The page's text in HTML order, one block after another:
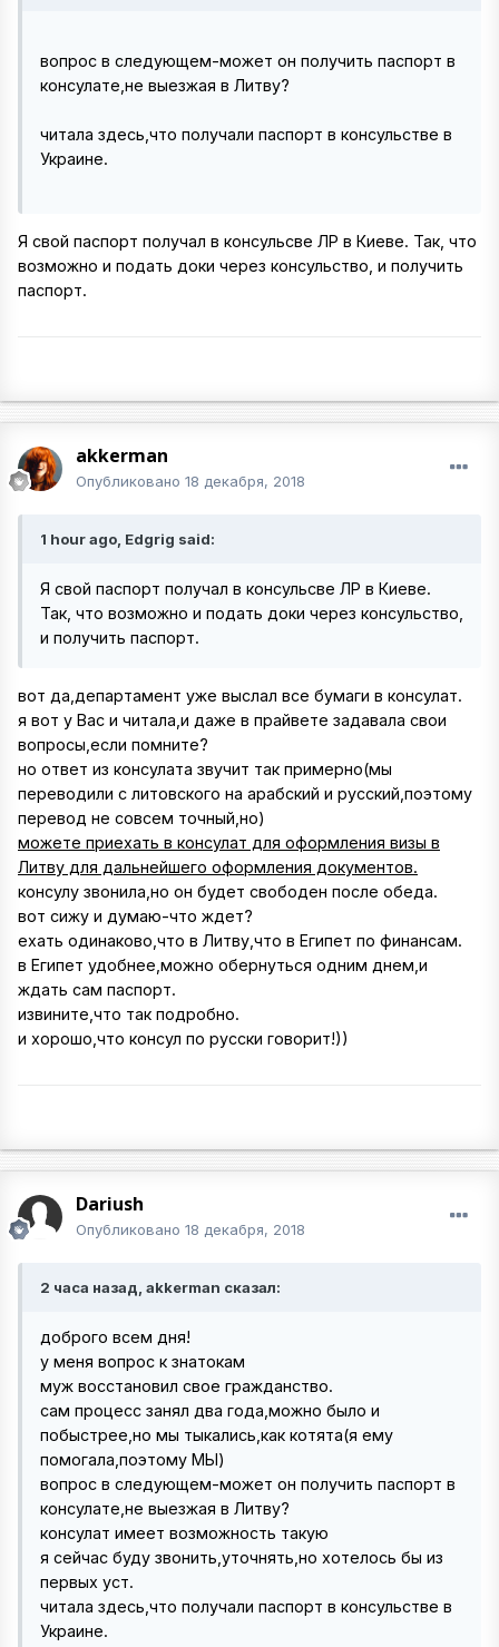
вопрос в следующем-может он получить паспорт в
консулате,не выезжая в Литву?
читала здесь,что получали паспорт в консульстве в
Украине.
Я свой паспорт получал в консульсве ЛР в Киеве. Так, что
возможно и подать доки через консульство, и получить
паспорт.
akkerman
Опубликовано 18 декабря, 2018
1 hour ago, Edgrig said:
Я свой паспорт получал в консульсве ЛР в Киеве.
Так, что возможно и подать доки через консульство,
и получить паспорт.
вот да,департамент уже выслал все бумаги в консулат.
я вот у Вас и читала,и даже в прайвете задавала свои
вопросы,если помните?
но ответ из консулата звучит так примерно(мы
переводили с литовского на арабский и русский,поэтому
перевод не совсем точный,но)
можете приехать в консулат для оформления визы в
Литву для дальнейшего оформления документов.
консулу звонила,но он будет свободен после обеда.
вот сижу и думаю-что ждет?
ехать одинаково,что в Литву,что в Египет по финансам.
в Египет удобнее,можно обернуться одним днем,и
ждать сам паспорт.
извините,что так подробно.
и хорошо,что консул по русски говорит!))
Dariush
Опубликовано 18 декабря, 2018
2 часа назад, akkerman сказал:
доброго всем дня!
у меня вопрос к знатокам
муж восстановил свое гражданство.
сам процесс занял два года,можно было и
побыстрее,но мы тыкались,как котята(я ему
помогала,поэтому МЫ)
вопрос в следующем-может он получить паспорт в
консулате,не выезжая в Литву?
консулат имеет возможность такую
я сейчас буду звонить,уточнять,но хотелось бы из
первых уст.
читала здесь,что получали паспорт в консульстве в
Украине.